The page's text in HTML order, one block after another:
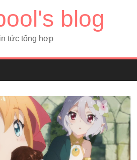
blog
tức tổng hợp